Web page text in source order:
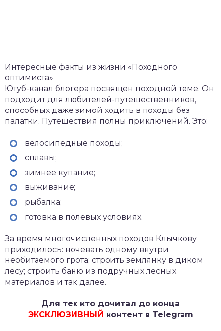
Интересные факты из жизни «Походного
оптимиста»
Ютуб-канал блогера посвящен походной теме. Он
подходит для любителей-путешественников,
способных даже зимой ходить в походы без
палатки. Путешествия полны приключений. Это:
велосипедные походы;
сплавы;
зимнее купание;
выживание;
рыбалка;
готовка в полевых условиях.
За время многочисленных походов Клычкову
приходилось: ночевать одному внутри
необитаемого грота; строить землянку в диком
лесу; строить баню из подручных лесных
материалов и так далее.
Для тех кто дочитал до конца
ЭКСКЛЮЗИВНЫЙ контент в Telegram